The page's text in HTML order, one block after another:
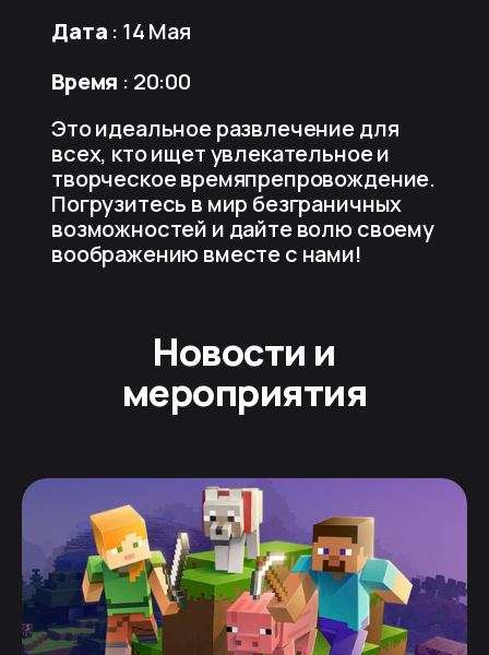
Дата : 14 Мая
Время : 20:00
Это идеальное развлечение для
всех, кто ищет увлекательное и
творческое времяпрепровождение.
Погрузитесь в мир безграничных
возможностей и дайте волю своему
воображению вместе с нами!
Новости и
мероприятия